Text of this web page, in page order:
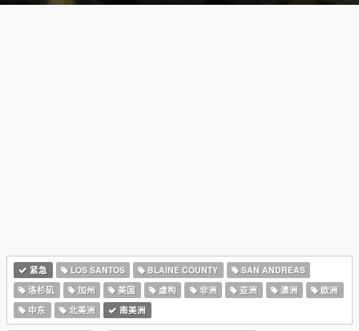
紧急 LOS SANTOS BLAINE COUNTY
SAN ANDREAS
洛杉矶
加州 美国 虚构 非洲 亚洲 澳洲
欧洲
中东
北美洲 南美洲